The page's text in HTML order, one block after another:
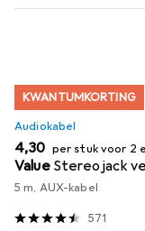
KWANTUMKORTING
Audiokabel
EUR
4,30 per stuk voor 2
Value Stereo jack
5 m, AUX-kabel
571